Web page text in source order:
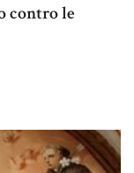
contro le